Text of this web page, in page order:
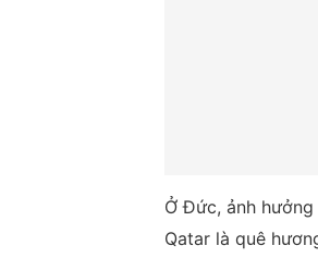
Ở Đức, ảnh
Qatar là quê